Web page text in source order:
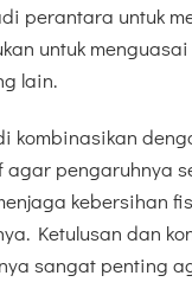
perantara untuk
untuk
lain.
kombinasikan
pengaruhnya
kebersihan
Ketulusan dan
sangat penting